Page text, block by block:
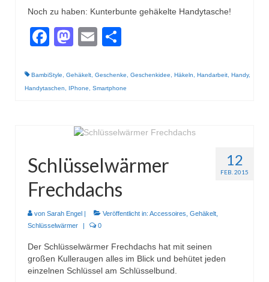
Noch zu haben: Kunterbunte gehäkelte Handytasche!
Facebook
Mastodon
Email
BambiStyle Gehäkelt Geschenke Geschenkidee Häkeln Handarbeit Handy,
Handytaschen
IPhone Smartphone
12
FEB. 2015
Schlüsselwärmer
Frechdachs
von Sarah Engel | Veröffentlicht in: Accessoires Gehäkelt
Schlüsselwärmer
| 0
Der Schlüsselwärmer Frechdachs hat mit seinen
großen Kulleraugen alles im Blick und behütet jeden
einzelnen Schlüssel am Schlüsselbund.